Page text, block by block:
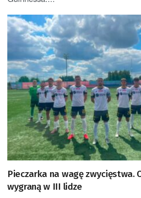
Pieczarka na wagę zwycięstwa.
wygraną w III lidze